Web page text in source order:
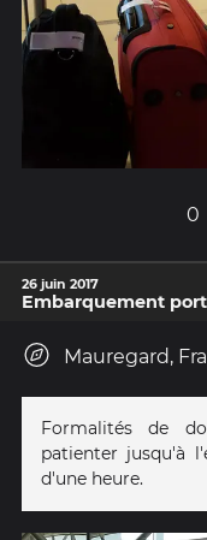
0
26 juin 2017
Embarquement
Mauregard,
Formalités de
patienter jusqu'à
d'une heure.